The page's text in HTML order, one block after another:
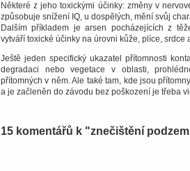
Některé z jeho toxickými účinky: změny v
způsobuje snížení IQ, u dospělých, mění svůj
Dalším příkladem je arsen pocházejících z
vytváří toxické účinky na úrovni kůže, plíce, srdce
Ještě jeden specifický ukazatel přítomnosti
degradaci nebo vegetace v oblasti,
přítomných v něm.Ale také tam, kde jsou
a je začleněn do závodu bez poškození je třeba
15 komentářů k "znečištění